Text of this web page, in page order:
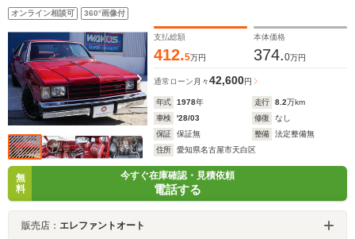
オンライン相談可 360°画像付
支払総額
412.5万円
本体価格
374.0万円
通常ローン 月々42,600円
年式 1978年 走行 8.2万km
車検
'28/03 修復
なし
保証
保証無 整備
法定整備無
住所
愛知県名古屋市天白区
無
料
今すぐ在庫確認・見積依頼
電話する
販売店： エレファントオート